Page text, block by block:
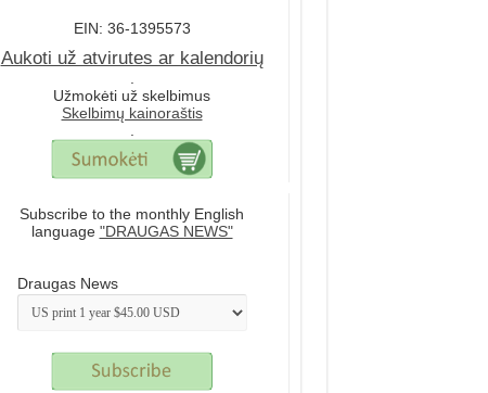
EIN: 36-1395573
Aukoti už atvirutes ar kalendorių
.
Užmokėti už skelbimus
Skelbimų kainoraštis
.
Subscribe to the monthly English
language "DRAUGAS NEWS"
Draugas News